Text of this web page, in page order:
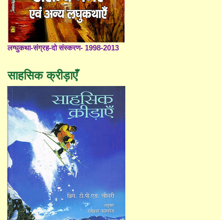
लग्घुकथा-संग्रह-दो संस्करण- 1998-2013
साहसिक क्रीड़ाएँ